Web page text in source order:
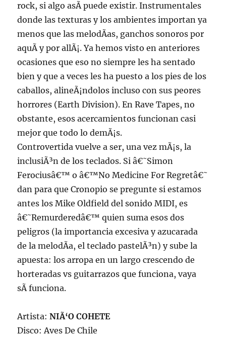
rock, si algo asÃ­ puede existir. Instrumentales
donde las texturas y los ambientes importan ya
menos que las melodÃ­as, ganchos sonoros por
aquÃ­ y por allÃ¡. Ya hemos visto en anteriores
ocasiones que eso no siempre les ha sentado
bien y que a veces les ha puesto a los pies de los
caballos, alineÃ¡ndolos incluso con sus peores
horrores (Earth Division). En Rave Tapes, no
obstante, esos acercamientos funcionan casi
mejor que todo lo demÃ¡s.
Controvertida vuelve a ser, una vez mÃ¡s, la
inclusiÃ³n de los teclados. Si â€˜Simon
Ferociusâ€™ o â€™No Medicine For Regretâ€˜
dan para que Cronopio se pregunte si estamos
antes los Mike Oldfield del sonido MIDI, es
â€˜Remurderedâ€™ quien suma esos dos
peligros (la importancia excesiva y azucarada
de la melodÃ­a, el teclado pastelÃ³n) y sube la
apuesta: los arropa en un largo crescendo de
horteradas vs guitarrazos que funciona, vaya
sÃ­ funciona.
Artista:NIÃ‘O COHETE
Disco: Aves De Chile